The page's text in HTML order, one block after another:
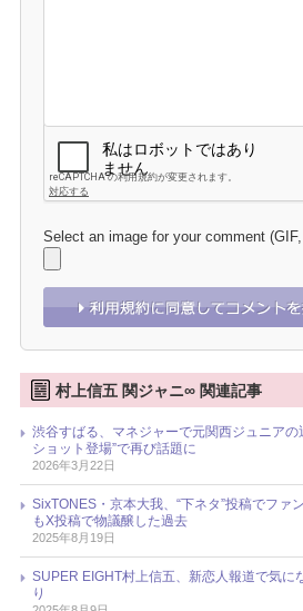
Select an image for your comment
村上信五 関ジャニ∞ 関連記事
渋谷すばる、マネジャーで元関西ジュニア
ショット登場”で再び話題に
2026年3月22日
SixTONES・京本大我、“下ネタ”投稿でフ
もX投稿で物議醸した過去
2025年8月19日
SUPER EIGHT村上信五、新恋人報道で気
り